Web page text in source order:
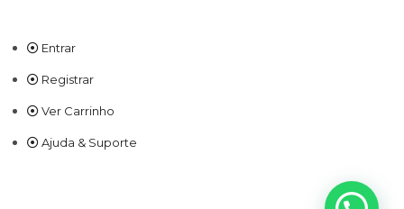
Entrar
Registrar
Ver Carrinho
Ajuda & Suporte